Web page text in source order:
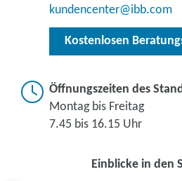
kundencenter@ibb.com
Kostenlosen
Öffnungszeiten des
Montag bis Freitag
7.45 bis 16.15 Uhr
Einblicke in den